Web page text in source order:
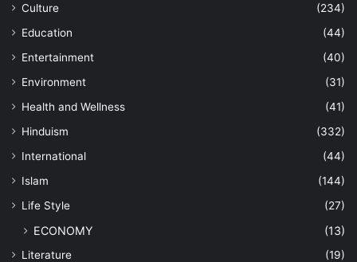
Culture
(234)
Education
(44)
Entertainment
(40)
Environment
(31)
Health and Wellness
(41)
Hinduism
(332)
International
(44)
Islam
(144)
Life Style
(27)
ECONOMY (13)
Literature
(19)